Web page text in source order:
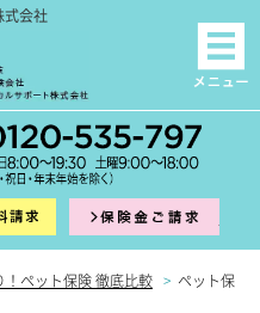
式会社
申込 資料請求
！ペット保険 徹底比較 > ペット保